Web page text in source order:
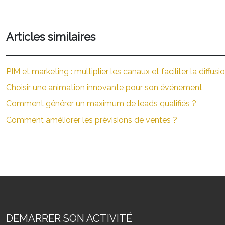
Articles similaires
PIM et marketing : multiplier les canaux et faciliter la
Choisir une animation innovante pour son événement
Comment générer un maximum de leads qualifiés ?
Comment améliorer les prévisions de ventes ?
DEMARRER SON ACTIVITÉ